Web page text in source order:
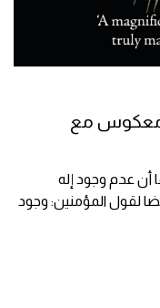
معكوس مع
أن عدم وجود إله
لقول المؤمنين: وجود